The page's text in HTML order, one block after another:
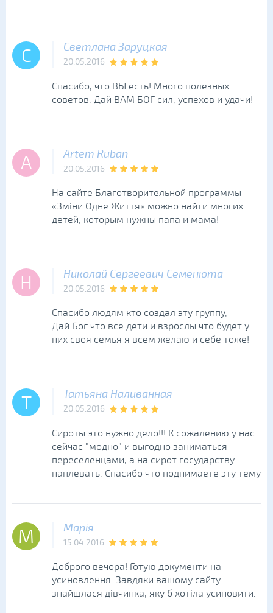
С Светлана Заруцкая
20.05.2016
Спасибо, что ВЫ есть! Много полезных
советов. Дай ВАМ БОГ сил, успехов и удачи!
A Artem Ruban
20.05.2016
На сайте Благотворительной программы
«Зміни Одне Життя» можно найти многих
детей, которым нужны папа и мама!
Н Николай Сергеевич Семенюта
20.05.2016
Спасибо людям кто создал эту группу,
Дай Бог что все дети и взрослы что будет у
них своя семья я всем желаю и себе тоже!
Т Татьяна Наливанная
20.05.2016
Сироты это нужно дело!!! К сожалению у нас
сейчас "модно" и выгодно заниматься
переселенцами, а на сирот государству
наплевать. Спасибо что поднимаетe эту тему
М Марія
15.04.2016
Доброго вечора! Готую документи на
усиновлення. Завдяки вашому сайту
знайшлася дівчинка, яку б хотіла усиновити.